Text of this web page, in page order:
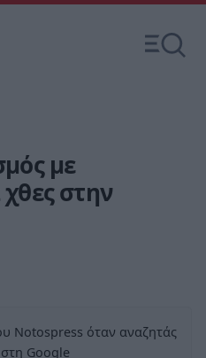
με
στην
Notospress όταν αναζητάς
στη Google